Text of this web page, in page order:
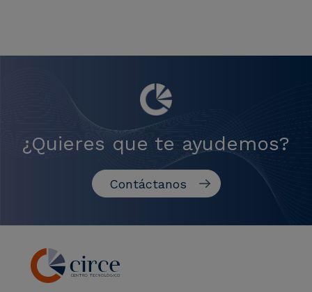
¿Quieres que te ayudemos?
Contáctanos